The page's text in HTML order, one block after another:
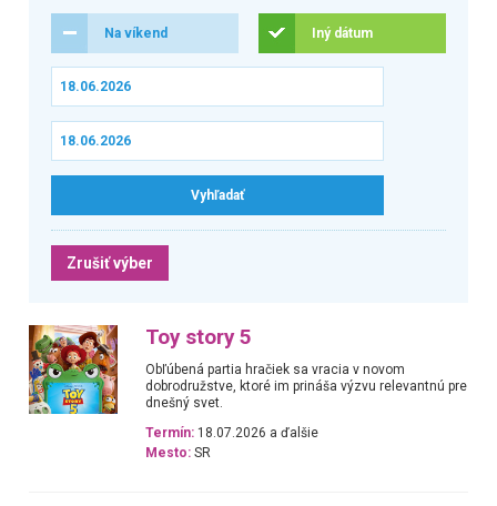
Na víkend Iný dátum
Zrušiť výber
Toy story 5
Obľúbená partia hračiek sa vracia v novom
dobrodružstve, ktoré im prináša výzvu relevantnú pre
dnešný svet.
Termín: 18.07.2026 a ďalšie
Mesto: SR